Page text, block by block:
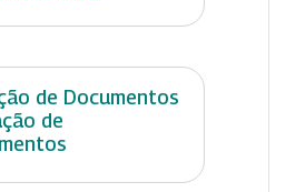
de Documentos
de